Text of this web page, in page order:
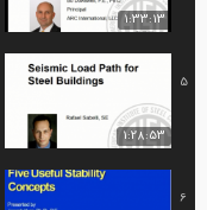
1:33:13
5
1:28:53
6